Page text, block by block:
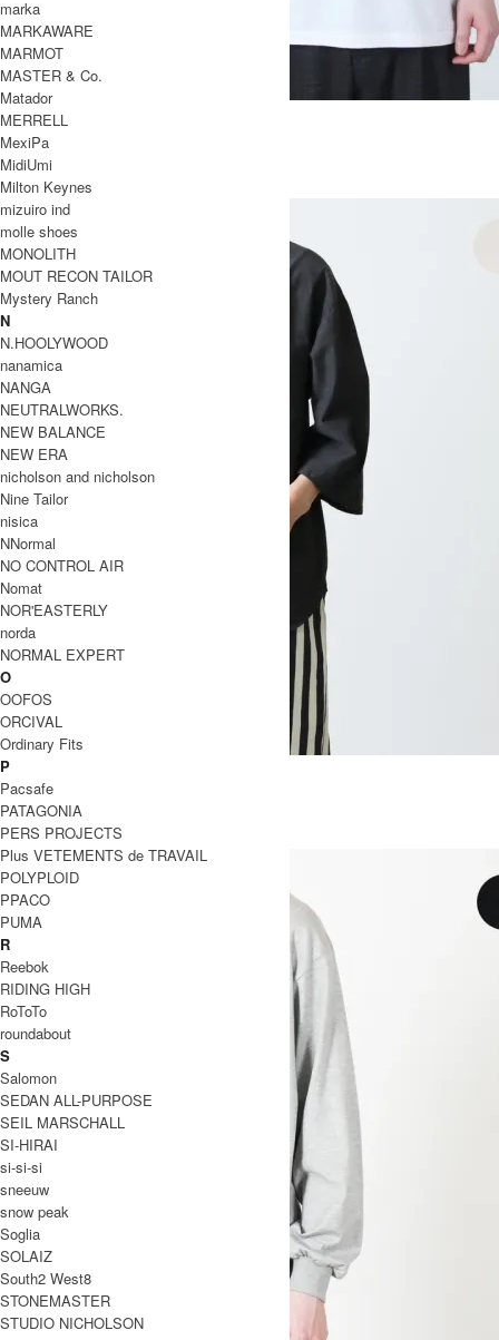
YURURI TEE 3/4
8,800円(税込)
EEL
イール
チャコールヘンリー Women's
16,500円(税込)
全 [2] 商品中 [1-2] 商品を表示しています
TOP>EEL (イール)
marka
MARKAWARE
MARMOT
MASTER & Co.
Matador
MERRELL
MexiPa
MidiUmi
Milton Keynes
mizuiro ind
molle shoes
MONOLITH
MOUT RECON TAILOR
Mystery Ranch
N
N.HOOLYWOOD
nanamica
NANGA
NEUTRALWORKS.
NEW BALANCE
NEW ERA
nicholson and nicholson
Nine Tailor
nisica
NNormal
NO CONTROL AIR
Nomat
NOR'EASTERLY
norda
NORMAL EXPERT
O
OOFOS
ORCIVAL
Ordinary Fits
P
Pacsafe
PATAGONIA
PERS PROJECTS
Plus VETEMENTS de TRAVAIL
POLYPLOID
PPACO
PUMA
R
Reebok
RIDING HIGH
RoToTo
roundabout
S
Salomon
SEDAN ALL-PURPOSE
SEIL MARSCHALL
SI-HIRAI
si-si-si
sneeuw
snow peak
Soglia
SOLAIZ
South2 West8
STONEMASTER
STUDIO NICHOLSON